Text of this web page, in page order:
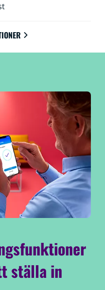
ställa in